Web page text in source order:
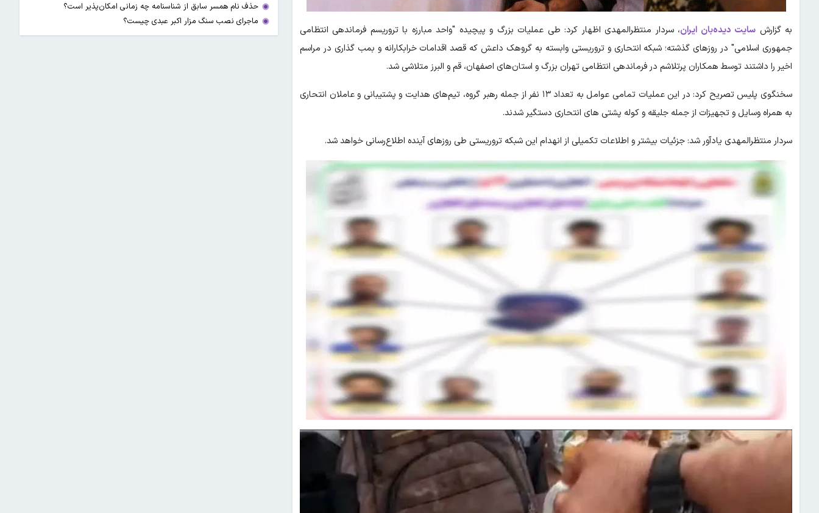
به گزارش سایت دیده‌بان ایران، سردار منتظرالمهدی اظهار کرد: طی عملیات بزرگ و پیچیده "واحد مبارزه با تروریسم فرماندهی انتظامی
جمهوری اسلامی" در روزهای گذشته؛ شبکه انتحاری و تروریستی وابسته به گروهک داعش که قصد اقدامات خرابکارانه و بمب گذاری در مراسم
اخیر را داشتند توسط همکاران پرتلاشم در فرماندهی انتظامی تهران بزرگ و استان‌های اصفهان، قم و البرز متلاشی شد.
سخنگوی پلیس تصریح کرد: در این عملیات تمامی عوامل به تعداد ۱۳ نفر از جمله رهبر گروه، تیم‌های هدایت و پشتیبانی و عاملان انتحاری
به همراه وسایل و تجهیزات از جمله جلیقه و کوله پشتی های انتحاری دستگیر شدند.
سردار منتظرالمهدی یادآور شد: جزئیات بیشتر و اطلاعات تکمیلی از انهدام این شبکه تروریستی طی روزهای آینده اطلاع‌رسانی خواهد شد.
حذف نام همسر سابق از شناسنامه چه زمانی امکان‌پذیر است؟
ماجرای نصب سنگ مزار اکبر عبدی چیست؟